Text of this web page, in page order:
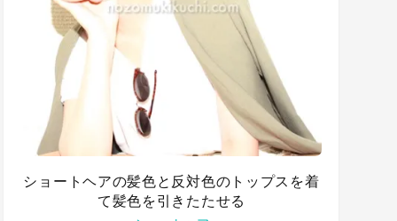
ショートヘアの髪色と反対色のトップスを着
て髪色を引きたたせる